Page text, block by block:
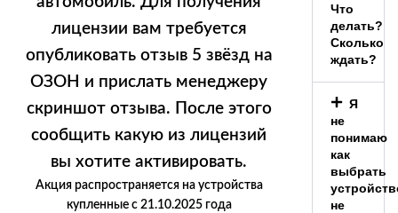
лицензии вам требуется
опубликовать отзыв 5 звёзд на
ОЗОН и прислать менеджеру
скриншот отзыва. После этого
сообщить какую из лицензий
вы хотите активировать.
Акция распространяется на устройства
купленные с 21.10.2025 года
Что
делать?
Сколько
ждать?
Я
не
понимаю
как
выбрать
не